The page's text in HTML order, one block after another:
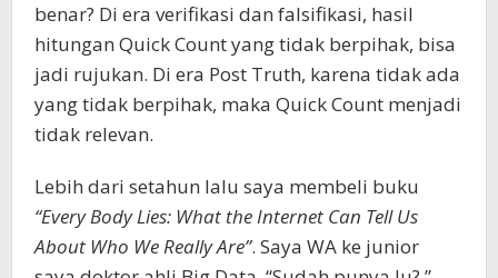
benar? Di era verifikasi dan falsifikasi, hasil
hitungan Quick Count yang tidak berpihak, bisa
jadi rujukan. Di era Post Truth, karena tidak ada
yang tidak berpihak, maka Quick Count menjadi
tidak relevan.
Lebih dari setahun lalu saya membeli buku
“Every Body Lies: What the Internet Can Tell Us
About Who We Really Are”. Saya WA ke junior